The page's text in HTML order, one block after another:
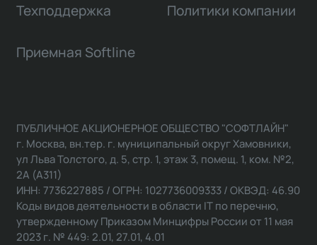
Техподдержка Политики компании
Приемная Softline
ПУБЛИЧНОЕ АКЦИОНЕРНОЕ ОБЩЕСТВО "СОФТЛАЙН"
г. Москва, вн.тер. г. муниципальный округ Хамовники,
ул Льва Толстого, д. 5, стр. 1, этаж 3, помещ. 1, ком. №2,
2А (А311)
ИНН: 7736227885 / ОГРН: 1027736009333 / ОКВЭД: 46.90
Коды видов деятельности в области IT по перечню,
утвержденному Приказом Минцифры России от 11 мая
2023 г. № 449: 2.01, 27.01, 4.01